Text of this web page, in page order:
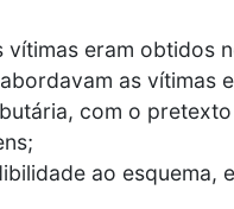
vítimas eram obtidos
as vítimas
com o
ao esquema,